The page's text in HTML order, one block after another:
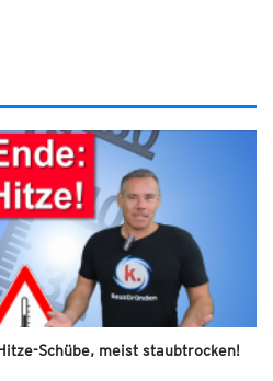
Schübe, meist staubtrocken!